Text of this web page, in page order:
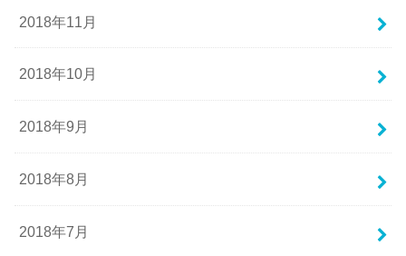
2018年11月
2018年10月
2018年9月
2018年8月
2018年7月